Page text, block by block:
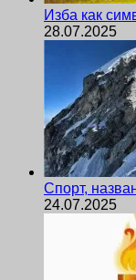
Изба как
28.07.2025
Спорт,
24.07.2025